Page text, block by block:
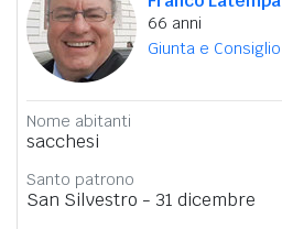
66 anni
Giunta e Consiglio
Nome abitanti
sacchesi
Santo patrono
San Silvestro - 31 dicembre